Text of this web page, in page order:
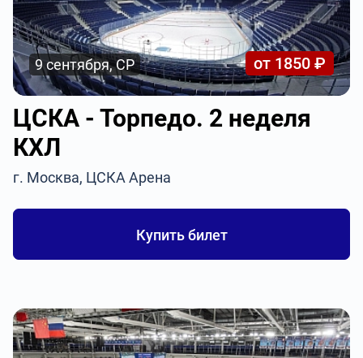
9 сентября, СР от 1850 ₽
ЦСКА - Торпедо. 2 неделя
КХЛ
г. Москва, ЦСКА Арена
Купить билет